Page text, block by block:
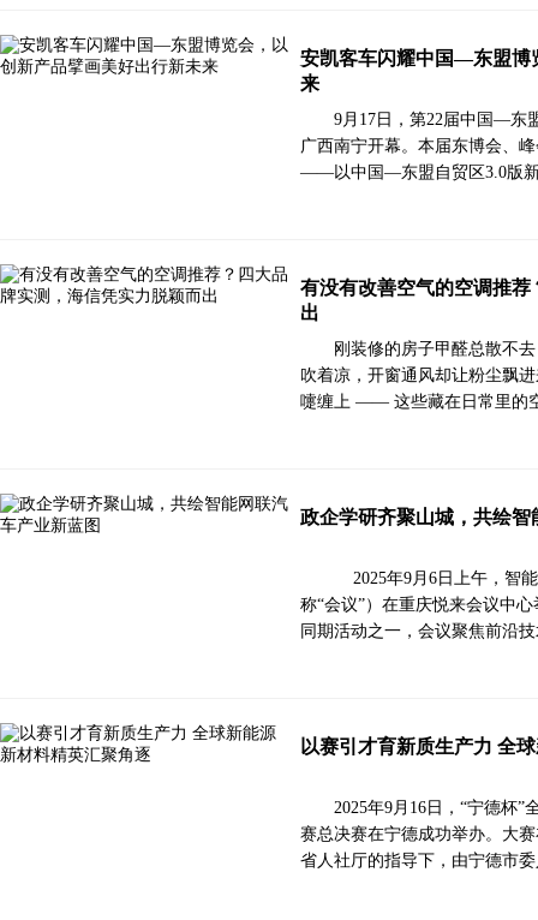
安凯客车闪耀中国—东盟博
来
9月17日，第22届中国—东
广西南宁开幕。本届东博会、
——以中国—东盟自贸区3.0版
有没有改善空气的空调推
出
刚装修的房子甲醛总散不
吹着凉，开窗通风却让粉尘飘
嚏缠上 —— 这些藏在日常里的
政企学研齐聚山城，共绘
2025年9月6日上午，智
称“会议”）在重庆悦来会议中
同期活动之一，会议聚焦前沿
以赛引才育新质生产力 全
2025年9月16日，“宁德杯
赛总决赛在宁德成功举办。大
省人社厅的指导下，由宁德市